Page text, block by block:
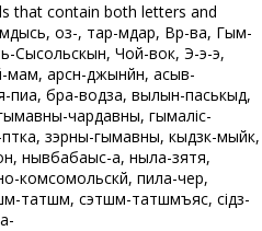
that contain both letters and
оз-ӧ, ӧтарӧ-мӧдарӧ, Вӧр-ва, Гым-
Сысольскын, Чой-вок, Э-э-э,
арӧсӧн-джынйӧн, асыв-
бӧра-водза, вылын-паськыд,
гымавны-чардавны, гымаліс-
зэрны-гымавны, кыдзкӧ-мыйкӧ,
нывбабаыс-а, ныла-зятя,
комсомольскӧй, пила-чер,
татшӧм, сэтшӧм-татшӧмъяс, сідз-
ӧ